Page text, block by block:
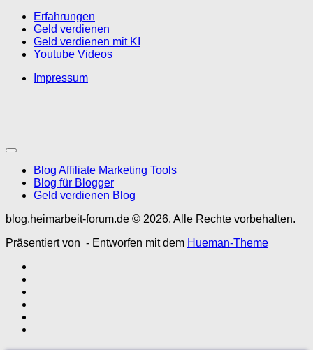
Erfahrungen
Geld verdienen
Geld verdienen mit KI
Youtube Videos
Impressum
Blog Affiliate Marketing Tools
Blog für Blogger
Geld verdienen Blog
blog.heimarbeit-forum.de © 2026. Alle Rechte vorbehalten.
Präsentiert von - Entworfen mit dem Hueman-Theme